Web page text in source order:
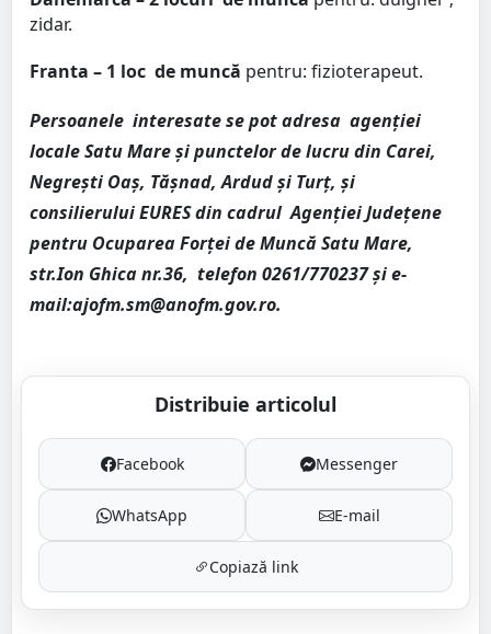
zidar.
Franta – 1 loc de muncă pentru: fizioterapeut.
Persoanele interesate se pot adresa agenției
locale Satu Mare și punctelor de lucru din Carei,
Negrești Oaș, Tășnad, Ardud și Turț, și
consilierului EURES din cadrul Agenției Județene
pentru Ocuparea Forței de Muncă Satu Mare,
str.Ion Ghica nr.36, telefon 0261/770237 și e-
mail:ajofm.sm@anofm.gov.ro.
Distribuie articolul
Facebook Messenger
WhatsApp E-mail
Copiază link